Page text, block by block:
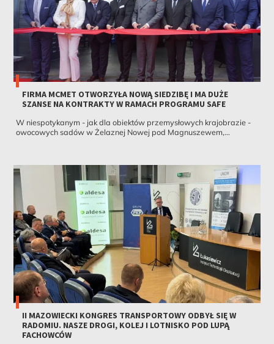
FIRMA MCMET OTWORZYŁA NOWĄ SIEDZIBĘ I MA DUŻE
SZANSE NA KONTRAKTY W RAMACH PROGRAMU SAFE
W niespotykanym - jak dla obiektów przemysłowych krajobrazie -
owocowych sadów w Żelaznej Nowej pod Magnuszewem,...
II MAZOWIECKI KONGRES TRANSPORTOWY ODBYŁ SIĘ W
RADOMIU. NASZE DROGI, KOLEJ I LOTNISKO POD LUPĄ
FACHOWCÓW